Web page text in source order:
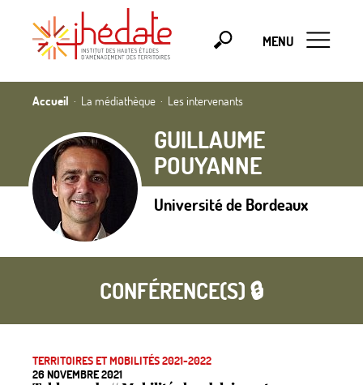
MENU
Accueil La médiathèque Les intervenants
GUILLAUME
POUYANNE
Université de Bordeaux
CONFÉRENCE(S) 🔒
TERRITOIRES ET MOBILITÉS 2021-2022
26 NOVEMBRE 2021